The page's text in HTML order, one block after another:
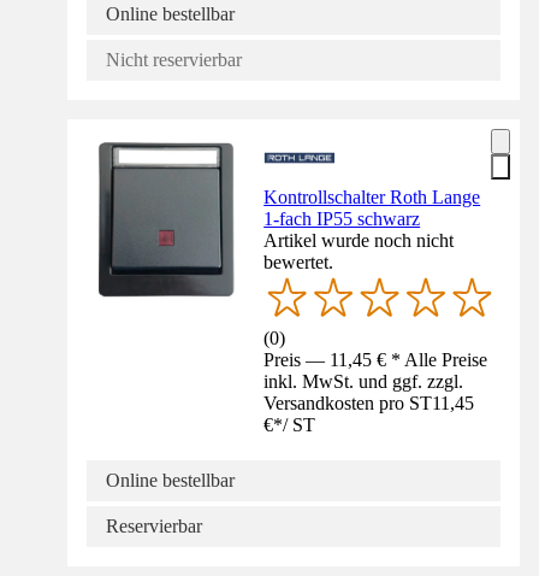
Online bestellbar
Nicht reservierbar
Kontrollschalter Roth Lange
1-fach IP55 schwarz
Artikel wurde noch nicht
bewertet.
(0)
Preis — 11,45 € * Alle Preise
inkl. MwSt. und ggf. zzgl.
Versandkosten pro ST11,45
€*/ ST
Online bestellbar
Reservierbar